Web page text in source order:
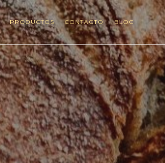
PRODUCTOS CONTACTO BLOG